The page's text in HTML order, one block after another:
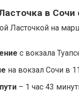
в
Ласточкой на
с вокзала
на вокзал Сочи в
– 1 час 43